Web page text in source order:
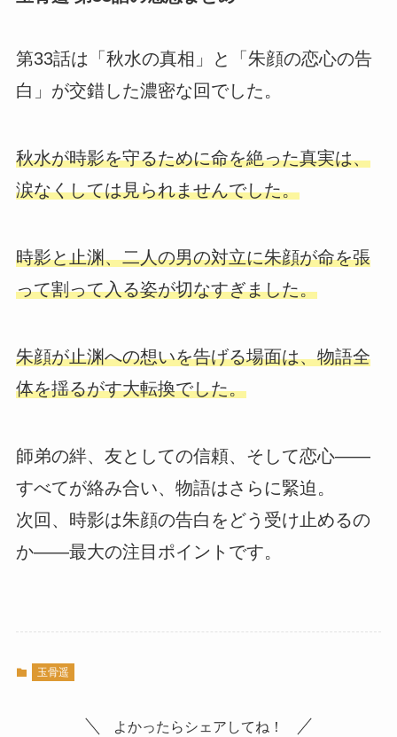
第33話は「秋水の真相」と「朱顔の恋心の告
白」が交錯した濃密な回でした。
秋水が時影を守るために命を絶った真実は、
涙なくしては見られませんでした。
時影と止渊、二人の男の対立に朱顔が命を張
って割って入る姿が切なすぎました。
朱顔が止渊への想いを告げる場面は、物語全
体を揺るがす大転換でした。
師弟の絆、友としての信頼、そして恋心――
すべてが絡み合い、物語はさらに緊迫。
次回、時影は朱顔の告白をどう受け止めるの
か――最大の注目ポイントです。
玉骨遥
よかったらシェアしてね！